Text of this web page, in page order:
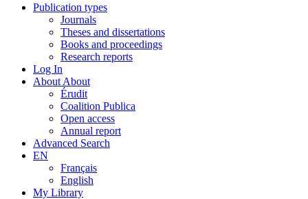
Publication types
Journals
Theses and dissertations
Books and proceedings
Research reports
Log In
About About
Érudit
Coalition Publica
Open access
Annual report
Advanced Search
EN
Français
English
My Library